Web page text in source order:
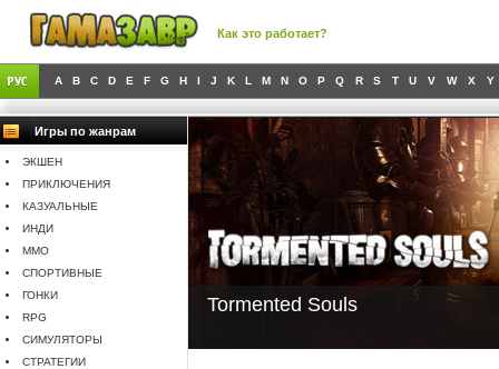
Как это работает?
A B C D E F G H I J K L M N O P Q R S T U V W X Y
Игры по жанрам
ЭКШЕН
ПРИКЛЮЧЕНИЯ
КАЗУАЛЬНЫЕ
ИНДИ
MMO
СПОРТИВНЫЕ
ГОНКИ
RPG
СИМУЛЯТОРЫ
СТРАТЕГИИ
Tormented Souls